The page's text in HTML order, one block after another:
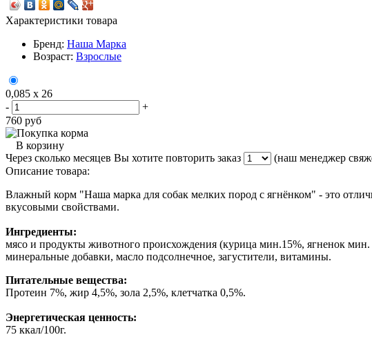
Характеристики товара
Бренд: Наша Марка
Возраст: Взрослые
0,085 х 26
-
+
760 руб
В корзину
Через сколько месяцев Вы хотите повторить заказ
(наш менеджер
Описание товара:
Влажный корм "Наша марка для собак мелких пород с ягнёнком" - это
вкусовыми свойствами.
Ингредиенты:
мясо и продукты животного происхождения (курица мин.15%, ягненок мин.
минеральные добавки, масло подсолнечное, загустители, витамины.
Питательные вещества:
Протеин 7%, жир 4,5%, зола 2,5%, клетчатка 0,5%.
Энергетическая ценность:
75 ккал/100г.